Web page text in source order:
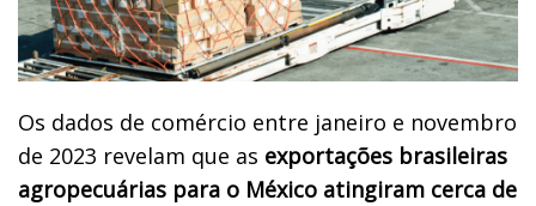
Os dados de comércio entre janeiro e novembro
de 2023 revelam que as exportações brasileiras
agropecuárias para o México atingiram cerca de